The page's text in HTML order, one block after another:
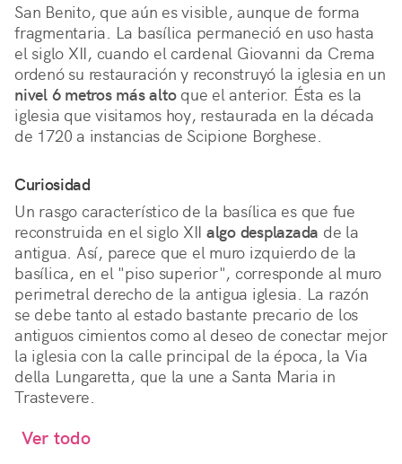
San Benito, que aún es visible, aunque de forma
fragmentaria. La basílica permaneció en uso hasta
el siglo XII, cuando el cardenal Giovanni da Crema
ordenó su restauración y reconstruyó la iglesia en un
nivel 6 metros más altoque el anterior. Ésta es la
iglesia que visitamos hoy, restaurada en la década
de 1720 a instancias de Scipione Borghese.
Curiosidad
Un rasgo característico de la basílica es que fue
reconstruida en el siglo XII algo desplazada de la
antigua. Así, parece que el muro izquierdo de la
basílica, en el "piso superior", corresponde al muro
perimetral derecho de la antigua iglesia. La razón
se debe tanto al estado bastante precario de los
antiguos cimientos como al deseo de conectar mejor
la iglesia con la calle principal de la época, la Via
della Lungaretta, que la une a Santa Maria in
Trastevere.
Ver todo